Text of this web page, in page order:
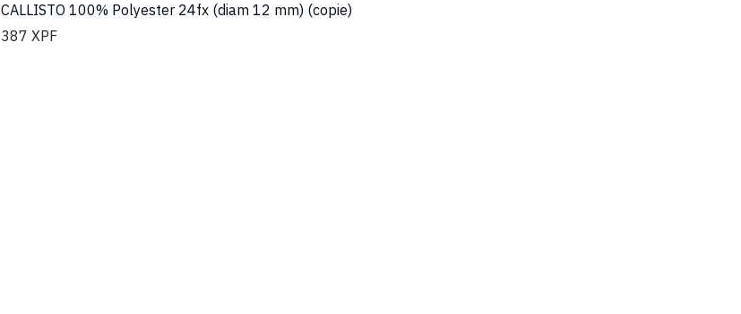
CALLISTO 100% Polyester 24fx (diam 12 mm) (copie)
387 XPF